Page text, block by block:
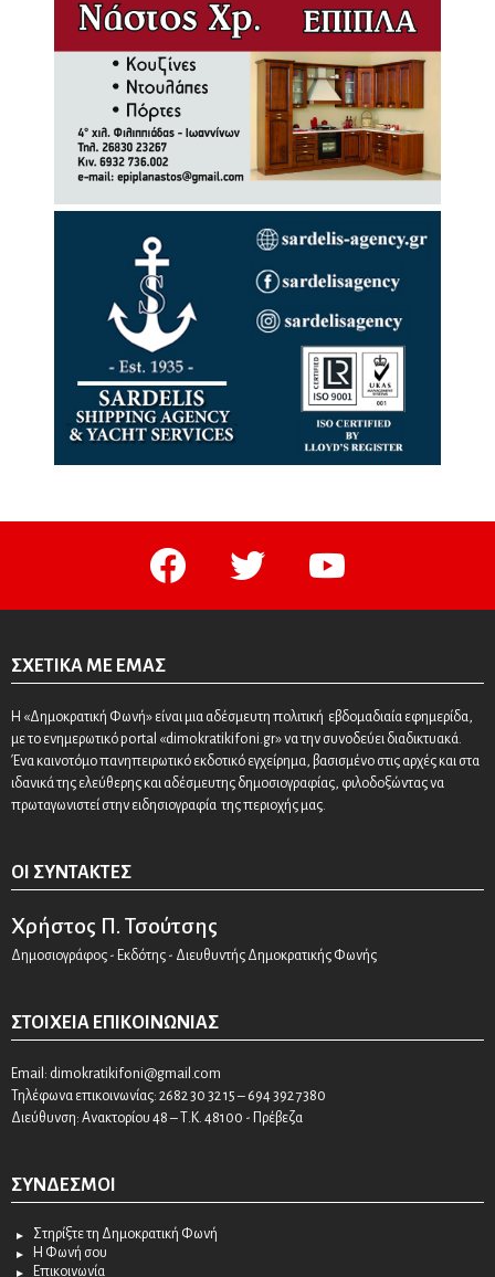
facebook twitter youtube
ΣΧΕΤΙΚΆ ΜΕ ΕΜΆΣ
Η «Δημοκρατική Φωνή» είναι μια αδέσμευτη πολιτική εβδομαδιαία εφημερίδα,
με το ενημερωτικό portal «dimokratikifoni.gr» να την συνοδεύει διαδικτυακά.
Ένα καινοτόμο πανηπειρωτικό εκδοτικό εγχείρημα, βασισμένο στις αρχές και στα
ιδανικά της ελεύθερης και αδέσμευτης δημοσιογραφίας, φιλοδοξώντας να
πρωταγωνιστεί στην ειδησιογραφία της περιοχής μας.
ΟΙ ΣΥΝΤΆΚΤΕΣ
Χρήστος Π. Τσούτσης
Δημοσιογράφος - Εκδότης - Διευθυντής Δημοκρατικής Φωνής
ΣΤΟΙΧΕΊΑ ΕΠΙΚΟΙΝΩΝΊΑΣ
Email: dimokratikifoni@gmail.com
Τηλέφωνα επικοινωνίας: 2682 30 32 15 – 694 392 7380
Διεύθυνση: Ανακτορίου 48 – Τ.Κ. 48100 - Πρέβεζα
ΣΎΝΔΕΣΜΟΙ
Στηρίξτε τη Δημοκρατική Φωνή
Η Φωνή σου
Επικοινωνία